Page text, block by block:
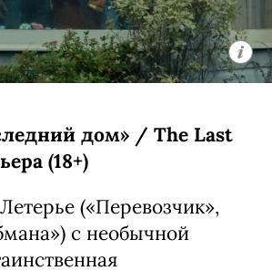
дом» / The Last
(18+)
(«Перевозчик»,
с необычной